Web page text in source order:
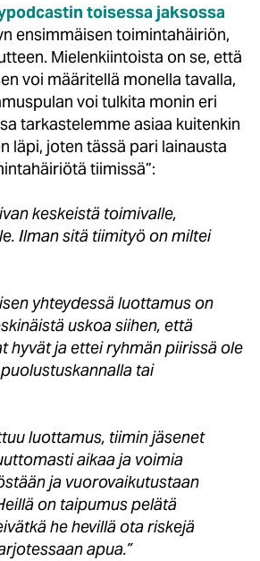
toisessa jaksossa
ensimmäisen toimintahäiriön,
Mielenkiintoista on se, että
voi määritellä monella tavalla,
voi tulkita monin eri
tarkastelemme asiaa kuitenkin
läpi, joten tässä pari lainausta
tiimissä”:
keskeistä toimivalle,
Ilman sitä tiimityö on miltei
yhteydessä luottamus on
uskoa siihen, että
hyvät ja ettei ryhmän piirissä ole
tai
luottamus, tiimin jäsenet
aikaa ja voimia
ja vuorovaikutustaan
on taipumus pelätä
he hevillä ota riskejä
apua.”